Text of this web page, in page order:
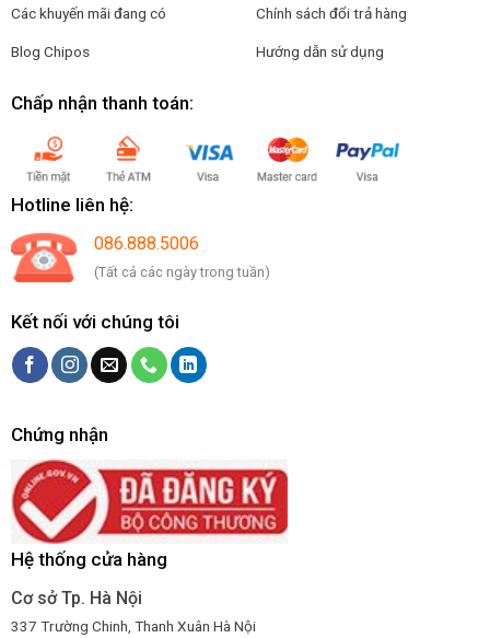
Các khuyến mãi đang có
Blog Chipos
Chính sách đổi trả hàng
Hướng dẫn sử dụng
Chấp nhận thanh toán:
Hotline liên hệ:
086.888.5006
(Tất cả các ngày trong tuần)
Kết nối với chúng tôi
Chứng nhận
Hệ thống cửa hàng
Cơ sở Tp. Hà Nội
337 Trường Chinh, Thanh Xuân Hà Nội